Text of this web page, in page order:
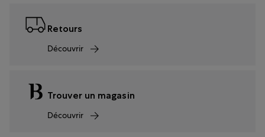
Retours
Découvrir
Trouver un magasin
Découvrir